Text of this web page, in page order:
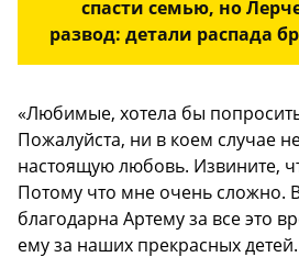
спасти семью, но
развод: детали распада
«Любимые, хотела бы
Пожалуйста, ни в коем случае
настоящую любовь. Извините,
Потому что мне очень сложно.
благодарна Артему за все это
ему за наших прекрасных